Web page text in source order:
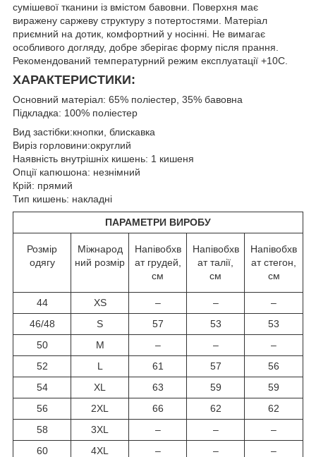
сумішевої тканини із вмістом бавовни. Поверхня має
виражену саржеву структуру з потертостями. Матеріал
приємний на дотик, комфортний у носінні. Не вимагає
особливого догляду, добре зберігає форму після прання.
Рекомендований температурний режим експлуатації +10С.
ХАРАКТЕРИСТИКИ:
Основний матеріал: 65% поліестер, 35% бавовна
Підкладка: 100% поліестер
Вид застібки:кнопки, блискавка
Виріз горловини:округлий
Наявність внутрішніх кишень: 1 кишеня
Опції капюшона: незнімний
Крій: прямий
Тип кишень: накладні
ПАРАМЕТРИ ВИРОБУ
Розмір
одягу
Міжнарод
ний розмір
Напівобхв
ат грудей,
см
Напівобхв
ат талії,
см
Напівобхв
ат стегон,
см
44 XS – –
–
46/48
S 57 53
53
50
M – –
–
52
L 61 57
56
54
XL 63 59
59
56
2XL 66 62
62
58
3XL – –
–
60
4XL – –
–